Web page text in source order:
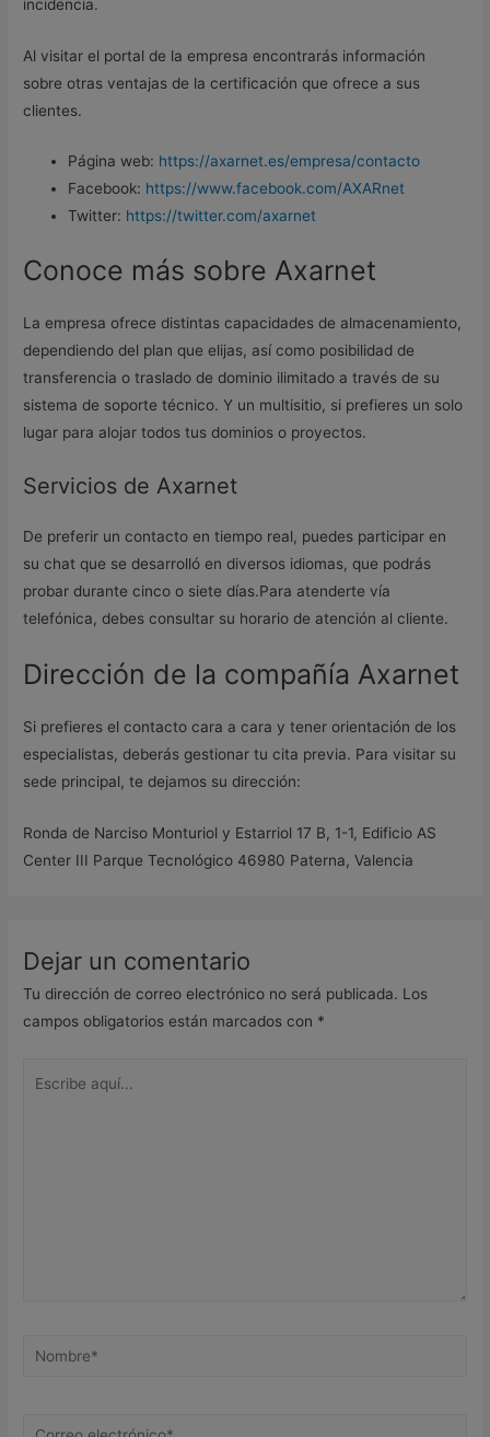
incidencia.
Al visitar el portal de la empresa encontrarás información
sobre otras ventajas de la certificación que ofrece a sus
clientes.
Página web: https://axarnet.es/empresa/contacto
Facebook: https://www.facebook.com/AXARnet
Twitter: https://twitter.com/axarnet
Conoce más sobre Axarnet
La empresa ofrece distintas capacidades de almacenamiento,
dependiendo del plan que elijas, así como posibilidad de
transferencia o traslado de dominio ilimitado a través de su
sistema de soporte técnico. Y un multisitio, si prefieres un solo
lugar para alojar todos tus dominios o proyectos.
Servicios de Axarnet
De preferir un contacto en tiempo real, puedes participar en
su chat que se desarrolló en diversos idiomas, que podrás
probar durante cinco o siete días.Para atenderte vía
telefónica, debes consultar su horario de atención al cliente.
Dirección de la compañía Axarnet
Si prefieres el contacto cara a cara y tener orientación de los
especialistas, deberás gestionar tu cita previa. Para visitar su
sede principal, te dejamos su dirección:
Ronda de Narciso Monturiol y Estarriol 17 B, 1-1, Edificio AS
Center III Parque Tecnológico 46980 Paterna, Valencia
Dejar un comentario
Tu dirección de correo electrónico no será publicada. Los
campos obligatorios están marcados con *
Nombre*
Correo